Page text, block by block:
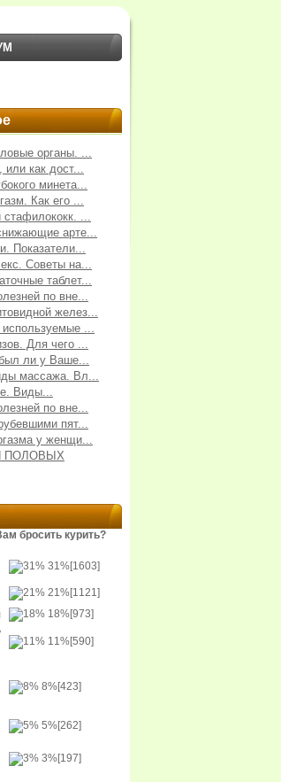
органы. ...
или как дост...
минета...
Как его ...
стафилококк. ...
арте...
Показатели...
Советы на...
таблет...
по вне...
желез...
используемые ...
Для чего ...
был ли у Ваше...
массажа. Вл...
Виды...
по вне...
пят...
у женщи...
ПОЛОВЫХ
бросить курить?
31%[1603]
21%[1121]
18%[973]
11%[590]
8%[423]
5%[262]
3%[197]